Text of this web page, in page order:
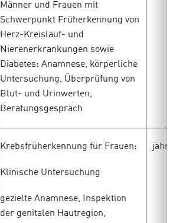
Männer und Frauen mit
Schwerpunkt Früherkennung von
Herz-Kreislauf- und
Nierenerkrankungen sowie
Diabetes: Anamnese, körperliche
Untersuchung, Überprüfung von
Blut- und Urinwerten,
Beratungsgespräch
Krebsfrüherkennung für Frauen:
Klinische Untersuchung
gezielte Anamnese, Inspektion
der genitalen Hautregion,